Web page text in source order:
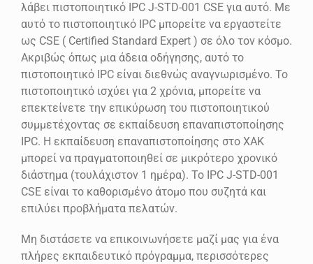
λάβει πιστοποιητικό IPC J-STD-001 CSE για αυτό. Με
αυτό το πιστοποιητικό IPC μπορείτε να εργαστείτε
ως CSE ( Certified Standard Expert ) σε όλο τον κόσμο.
Ακριβώς όπως μια άδεια οδήγησης, αυτό το
πιστοποιητικό IPC είναι διεθνώς αναγνωρισμένο. Το
πιστοποιητικό ισχύει για 2 χρόνια, μπορείτε να
επεκτείνετε την επικύρωση του πιστοποιητικού
συμμετέχοντας σε εκπαίδευση επαναπιστοποίησης
IPC. Η εκπαίδευση επαναπιστοποίησης στο ΧΑΚ
μπορεί να πραγματοποιηθεί σε μικρότερο χρονικό
διάστημα (τουλάχιστον 1 ημέρα). Το IPC J-STD-001
CSE είναι το καθορισμένο άτομο που συζητά και
επιλύει προβλήματα πελατών.
Μη διστάσετε να επικοινωνήσετε μαζί μας για ένα
πλήρες εκπαιδευτικό πρόγραμμα, περισσότερες